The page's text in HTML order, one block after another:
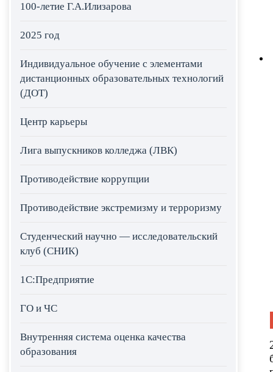
100-летие Г.А.Илизарова
2025 год
Индивидуальное обучение с элементами
дистанционных образовательных технологий
(ДОТ)
Центр карьеры
Лига выпускников колледжа (ЛВК)
Противодействие коррупции
Противодействие экстремизму и терроризму
Студенческий научно — исследовательский
клуб (СНИК)
1С:Предприятие
ГО и ЧС
Внутренняя система оценка качества
образования